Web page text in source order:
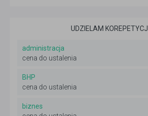
UDZIELAM KOREPETYCJI
administracja
cena do ustalenia
BHP
cena do ustalenia
biznes